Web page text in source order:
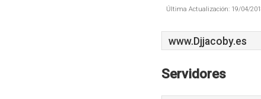
Última Actualización: 19/04/
www.Djjacoby.es
Servidores